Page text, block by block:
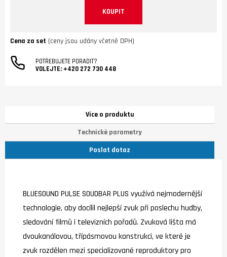
KOUPIT
Cena za set (ceny jsou udány včetně DPH)
POTŘEBUJETE PORADIT?
VOLEJTE: +420 272 730 448
Více o produktu
Technické parametry
Poslat dotaz
BLUESOUND PULSE SOUDBAR PLUS využívá nejmodernější
technologie, aby docílil nejlepší zvuk při poslechu hudby,
sledování filmů i televizních pořadů. Zvuková lišta má
dvoukanálovou, třípásmovou konstrukci, ve které je
zvuk rozdělen mezi specializované reproduktory pro